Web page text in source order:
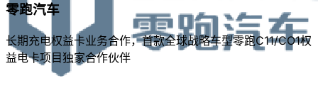
零跑汽车
长期充电权益卡业务合作，首款全球战略车型零跑C11/CO1权
益电卡项目独家合作伙伴